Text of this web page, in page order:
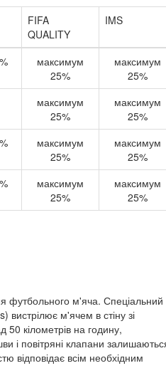
FIFA
QUALITY
IMS
максимум
25%
максимум
25%
максимум
25%
максимум
25%
максимум
25%
максимум
25%
максимум
25%
максимум
25%
футбольного м'яча. Спеціальний
вистрілює м'ячем в стіну зі
50 кілометрів на годину,
і повітряні клапани
відповідає всім необхідним